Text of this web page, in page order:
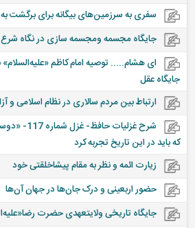
سفری به سرزمین‌های بیگانه برای برگشت به
جایگاه مجسمه ومجسمه سازی در نگاه
ای هشام..... توصیه امام کاظم
جایگاه عقل
ارتباط بین مردم سالاری در نظام اسلامی و
شرح غزلیات
که باید در این تاریخ تجربه کرد
زیارت ائمه و نظر به مقام پیشاخلقتی خود
حضور اربعینی و درک جان‌ها در جهان آن‌ها
جایگاه تاریخی ولایتعهدی حضرت